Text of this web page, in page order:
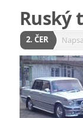
Ruský
2. ČER